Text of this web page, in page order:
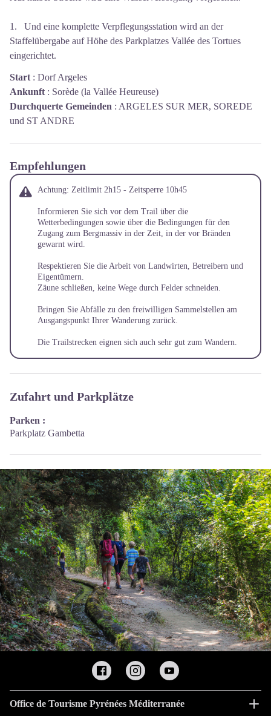
1. Und eine komplette Verpflegungsstation wird an der
Staffelübergabe auf Höhe des Parkplatzes Vallée des Tortues
eingerichtet.
Start : Dorf Argeles
Ankunft : Sorède (la Vallée Heureuse)
Durchquerte Gemeinden : ARGELES SUR MER, SOREDE
und ST ANDRE
Empfehlungen
Achtung: Zeitlimit 2h15 - Zeitsperre 10h45
Informieren Sie sich vor dem Trail über die
Wetterbedingungen sowie über die Bedingungen für den
Zugang zum Bergmassiv in der Zeit, in der vor Bränden
gewarnt wird.
Respektieren Sie die Arbeit von Landwirten, Betreibern und
Eigentümern.
Zäune schließen, keine Wege durch Felder schneiden.
Bringen Sie Abfälle zu den freiwilligen Sammelstellen am
Ausgangspunkt Ihrer Wanderung zurück.
Die Trailstrecken eignen sich auch sehr gut zum Wandern.
Zufahrt und Parkplätze
Parken :
Parkplatz Gambetta
Office de Tourisme Pyrénées Méditerranée